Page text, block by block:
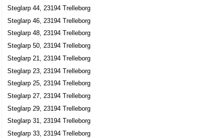
Steglarp 44, 23194 Trelleborg
Steglarp 46, 23194 Trelleborg
Steglarp 48, 23194 Trelleborg
Steglarp 50, 23194 Trelleborg
Steglarp 21, 23194 Trelleborg
Steglarp 23, 23194 Trelleborg
Steglarp 25, 23194 Trelleborg
Steglarp 27, 23194 Trelleborg
Steglarp 29, 23194 Trelleborg
Steglarp 31, 23194 Trelleborg
Steglarp 33, 23194 Trelleborg